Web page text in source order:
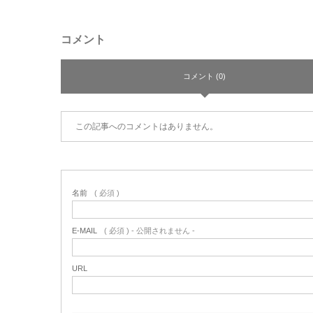
コメント
コメント (0)
この記事へのコメントはありません。
名前 ( 必須 )
E-MAIL ( 必須 ) - 公開されません -
URL